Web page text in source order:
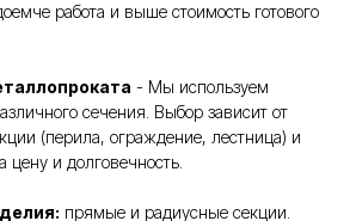
работа и выше стоимость готового
- Мы используем
сечения. Выбор зависит от
(перила, ограждение, лестница) и
и долговечность.
прямые и радиусные секции.